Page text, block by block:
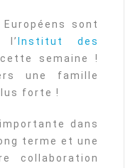
Européens sont
l’ Institut des
semaine !
une famille
forte !
dans
terme et une
collaboration